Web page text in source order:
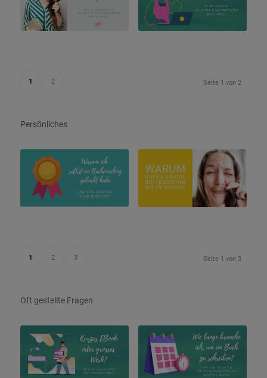
Seite 1 von 2
1 2
Persönliches
Seite 1 von 3
1 2 3
Oft gestellte Fragen